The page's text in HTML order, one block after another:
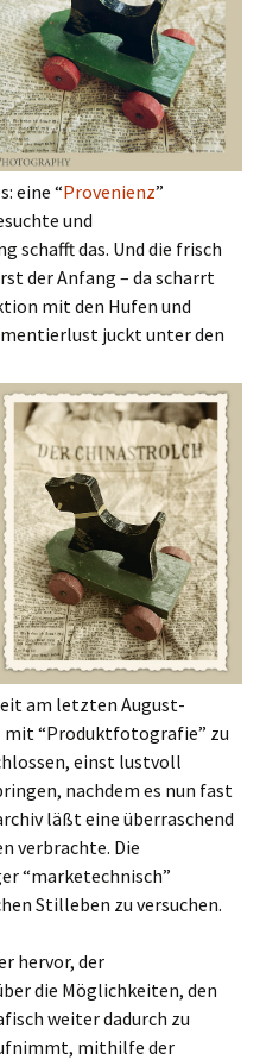
eine “Provenienz”
und
schafft das. Und die frisch
der Anfang – da scharrt
mit den Hufen und
juckt unter den
am letzten August-
mit “Produktfotografie” zu
einst lustvoll
nachdem es nun fast
läßt eine überraschend
verbrachte. Die
“marketechnisch”
Stilleben zu versuchen.
hervor, der
die Möglichkeiten, den
weiter dadurch zu
mithilfe der